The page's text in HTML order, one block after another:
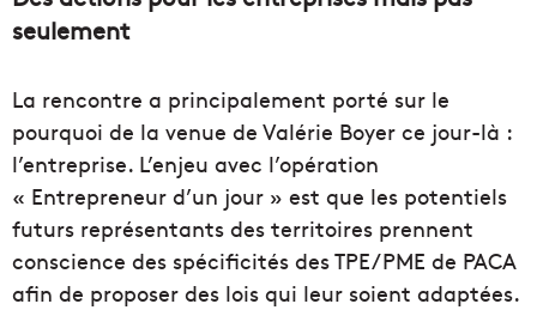
seulement
La rencontre a principalement porté sur le
pourquoi de la venue de Valérie Boyer ce jour-là :
l’entreprise. L’enjeu avec l’opération
« Entrepreneur d’un jour » est que les potentiels
futurs représentants des territoires prennent
conscience des spécificités des TPE/PME de PACA
afin de proposer des lois qui leur soient adaptées.